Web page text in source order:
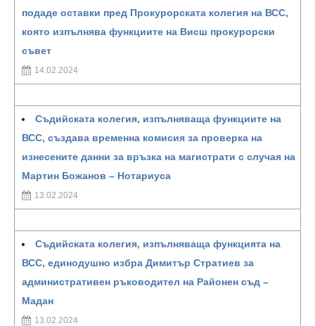
подаде оставки пред Прокурорската колегия на ВСС,
която изпълнява функциите на Висш прокурорски
съвет
14.02.2024
Съдийската колегия, изпълняваща функциите на
ВСС, създава временна комисия за проверка на
изнесените данни за връзка на магистрати с случая на
Мартин Божанов – Нотариуса
13.02.2024
Съдийската колегия, изпълняваща функцията на
ВСС, единодушно избра Димитър Стратиев за
административен ръководител на Районен съд –
Мадан
13.02.2024